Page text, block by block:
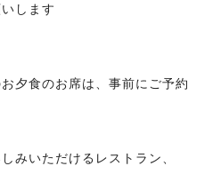
します
夕食のお席は、事前にご予約
みいただけるレストラン、